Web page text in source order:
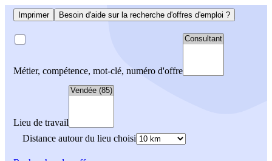
Imprimer Besoin d'aide sur la recherche d'offres d'emploi ?
Métier, compétence, mot-clé, numéro d'offre
Lieu de travail
Distance autour du lieu choisi